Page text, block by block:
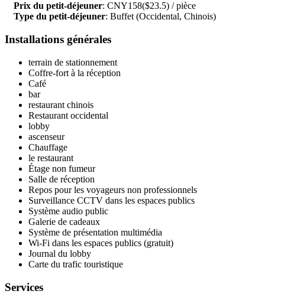
Prix du petit-déjeuner: CNY158($23.5) / pièce
Type du petit-déjeuner: Buffet (Occidental, Chinois)
Installations générales
terrain de stationnement
Coffre-fort à la réception
Café
bar
restaurant chinois
Restaurant occidental
lobby
ascenseur
Chauffage
le restaurant
Étage non fumeur
Salle de réception
Repos pour les voyageurs non professionnels
Surveillance CCTV dans les espaces publics
Système audio public
Galerie de cadeaux
Système de présentation multimédia
Wi-Fi dans les espaces publics (gratuit)
Journal du lobby
Carte du trafic touristique
Services